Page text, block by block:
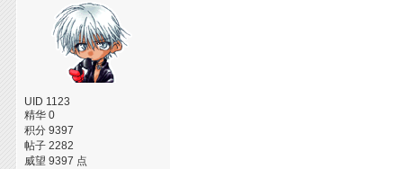
UID 1123
精华 0
积分 9397
帖子 2282
威望 9397 点